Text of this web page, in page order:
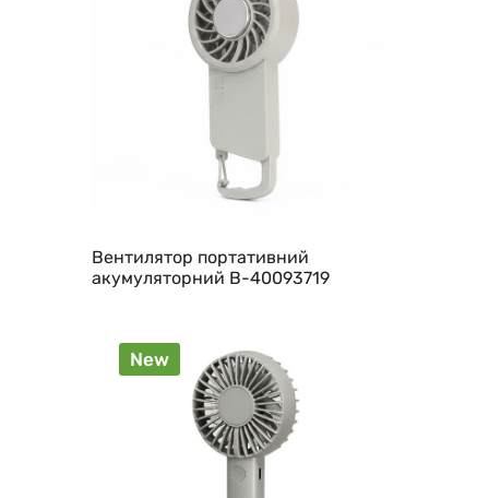
Вентилятор портативний
акумуляторний B-40093719
New